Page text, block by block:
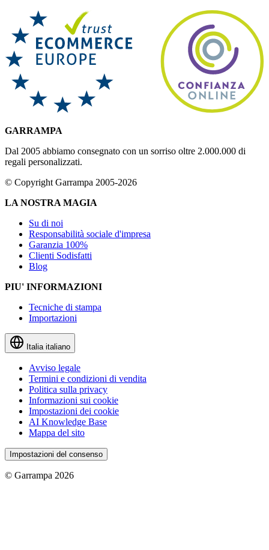
GARRAMPA
Dal 2005 abbiamo consegnato con un sorriso oltre 2.000.000 di
regali personalizzati.
© Copyright Garrampa 2005-2026
LA NOSTRA MAGIA
Su di noi
Responsabilità sociale d'impresa
Garanzia 100%
Clienti Sodisfatti
Blog
PIU' INFORMAZIONI
Tecniche di stampa
Importazioni
Italia italiano
Avviso legale
Termini e condizioni di vendita
Politica sulla privacy
Informazioni sui cookie
Impostazioni dei cookie
AI Knowledge Base
Mappa del sito
Impostazioni del consenso
© Garrampa 2026